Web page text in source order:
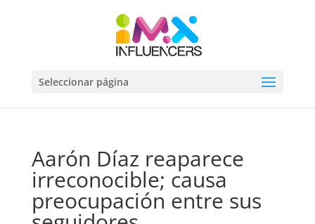
Seleccionar página
Aarón Díaz reaparece
irreconocible; causa
preocupación entre sus